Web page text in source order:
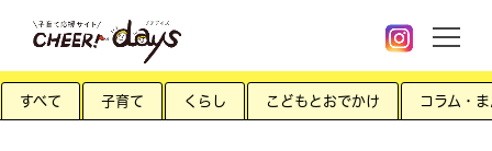
すべて 子育て くらし こどもとおでかけ コラム・